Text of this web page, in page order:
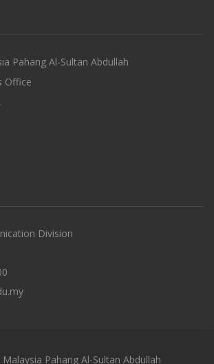
Pahang Al-Sultan Abdullah
Office
Division
Pahang Al-Sultan Abdullah